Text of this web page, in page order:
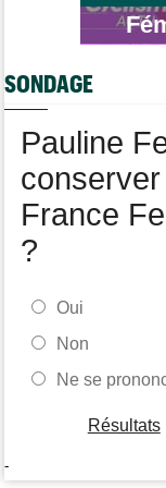
Tour de Pologne
Diffusion TV...
Felix Gall :
Nos vidéos de
SONDAGE
Pauline
France
?
Oui
Non
Ne se
Résultats
-